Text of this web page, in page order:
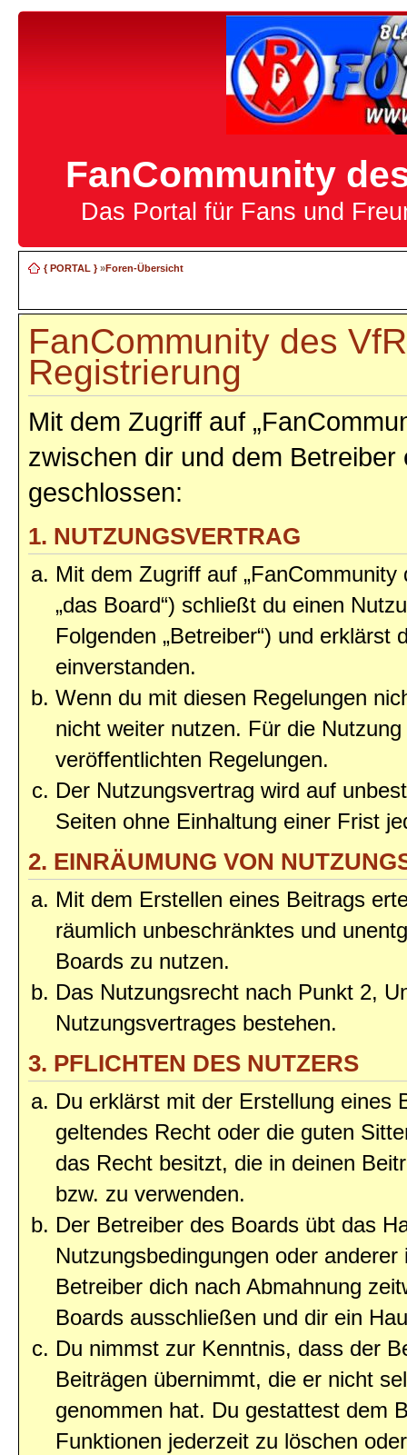
FanCommunity
Das Portal für Fans und
{ PORTAL }»Foren-Übersicht
FanCommunity des
Registrierung
Mit dem Zugriff auf
zwischen dir und dem
geschlossen:
1. NUTZUNGSVERTRAG
Mit dem Zugriff auf
„das Board“) schließt du einen
Folgenden „Betreiber“) und
einverstanden.
Wenn du mit diesen Regelungen
nicht weiter nutzen. Für die
veröffentlichten Regelungen.
Der Nutzungsvertrag wird auf
Seiten ohne Einhaltung einer Frist
2. EINRÄUMUNG VON
Mit dem Erstellen eines Beitrags
räumlich unbeschränktes und
Boards zu nutzen.
Das Nutzungsrecht nach Punkt 2,
Nutzungsvertrages bestehen.
3. PFLICHTEN DES NUTZERS
Du erklärst mit der Erstellung eines
geltendes Recht oder die guten
das Recht besitzt, die in deinen
bzw. zu verwenden.
Der Betreiber des Boards übt das
Nutzungsbedingungen oder
Betreiber dich nach Abmahnung
Boards ausschließen und dir ein
Du nimmst zur Kenntnis, dass der
Beiträgen übernimmt, die er nicht
genommen hat. Du gestattest dem
Funktionen jederzeit zu löschen